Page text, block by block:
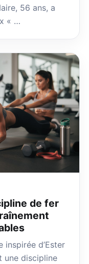
56 ans, a
« …
de fer
d’Ester
une discipline